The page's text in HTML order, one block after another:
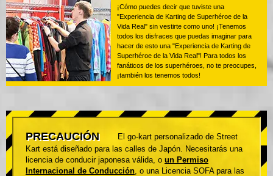
¡Cómo puedes decir que tuviste una
"Experiencia de Karting de Superhéroe de la
Vida Real" sin vestirte como uno! ¡Tenemos
todos los disfraces que puedas imaginar para
hacer de esto una "Experiencia de Karting de
Superhéroe de la Vida Real"! Para todos los
fanáticos de los superhéroes, no te preocupes,
¡también los tenemos todos!
PRECAUCIÓN
El go-kart personalizado de Street
Kart está diseñado para las calles de Japón. Necesitarás una
licencia de conducir japonesa válida, o un Permiso
Internacional de Conducción , o una Licencia SOFA para las